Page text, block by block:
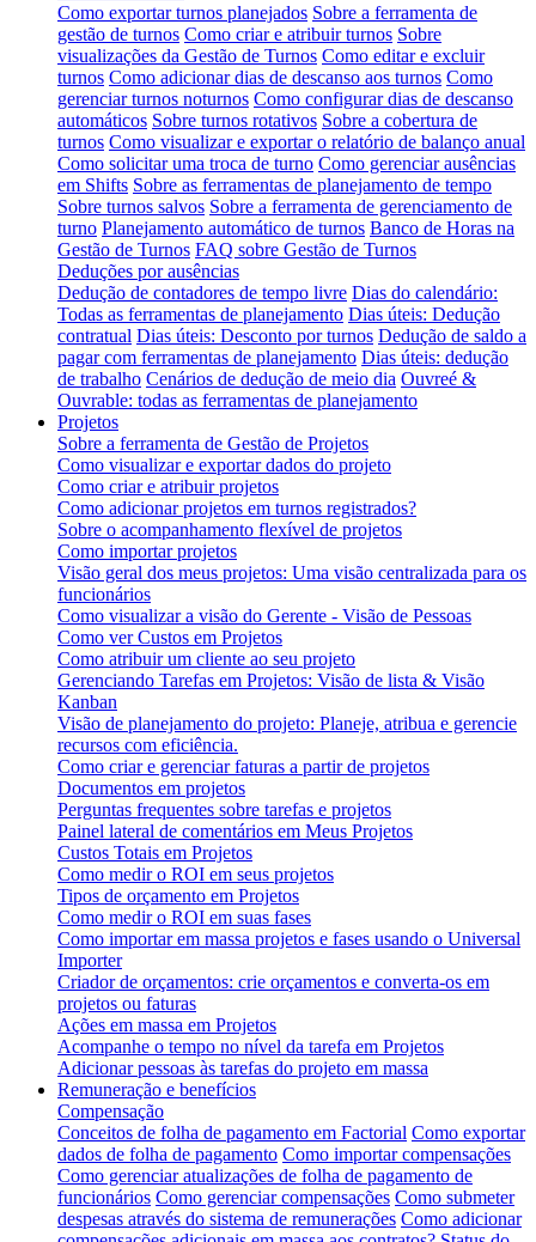
Como exportar turnos planejados Sobre a ferramenta de
gestão de turnos Como criar e atribuir turnos Sobre
visualizações da Gestão de Turnos Como editar e excluir
turnos Como adicionar dias de descanso aos turnos Como
gerenciar turnos noturnos Como configurar dias de descanso
automáticos Sobre turnos rotativos Sobre a cobertura de
turnos Como visualizar e exportar o relatório de balanço anual
Como solicitar uma troca de turno Como gerenciar ausências
em Shifts Sobre as ferramentas de planejamento de tempo
Sobre turnos salvos Sobre a ferramenta de gerenciamento de
turno Planejamento automático de turnos Banco de Horas na
Gestão de Turnos FAQ sobre Gestão de Turnos
Deduções por ausências
Dedução de contadores de tempo livre Dias do calendário:
Todas as ferramentas de planejamento Dias úteis: Dedução
contratual Dias úteis: Desconto por turnos Dedução de saldo a
pagar com ferramentas de planejamento Dias úteis: dedução
de trabalho Cenários de dedução de meio dia Ouvreé &
Ouvrable: todas as ferramentas de planejamento
Projetos
Sobre a ferramenta de Gestão de Projetos
Como visualizar e exportar dados do projeto
Como criar e atribuir projetos
Como adicionar projetos em turnos registrados?
Sobre o acompanhamento flexível de projetos
Como importar projetos
Visão geral dos meus projetos: Uma visão centralizada para os
funcionários
Como visualizar a visão do Gerente - Visão de Pessoas
Como ver Custos em Projetos
Como atribuir um cliente ao seu projeto
Gerenciando Tarefas em Projetos: Visão de lista & Visão
Kanban
Visão de planejamento do projeto: Planeje, atribua e gerencie
recursos com eficiência.
Como criar e gerenciar faturas a partir de projetos
Documentos em projetos
Perguntas frequentes sobre tarefas e projetos
Painel lateral de comentários em Meus Projetos
Custos Totais em Projetos
Como medir o ROI em seus projetos
Tipos de orçamento em Projetos
Como medir o ROI em suas fases
Como importar em massa projetos e fases usando o Universal
Importer
Criador de orçamentos: crie orçamentos e converta-os em
projetos ou faturas
Ações em massa em Projetos
Acompanhe o tempo no nível da tarefa em Projetos
Adicionar pessoas às tarefas do projeto em massa
Remuneração e benefícios
Compensação
Conceitos de folha de pagamento em Factorial Como exportar
dados de folha de pagamento Como importar compensações
Como gerenciar atualizações de folha de pagamento de
funcionários Como gerenciar compensações Como submeter
despesas através do sistema de remunerações Como adicionar